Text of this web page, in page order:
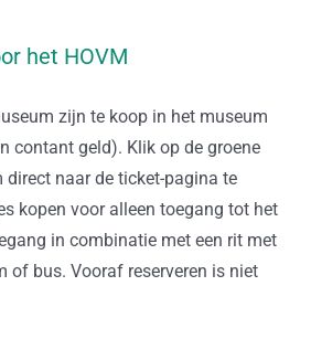
het HOVM
zijn te koop in het museum
contant geld). Klik op de groene
direct naar de ticket-pagina te
kopen voor alleen toegang tot het
in combinatie met een rit met
of bus. Vooraf reserveren is niet